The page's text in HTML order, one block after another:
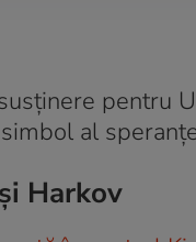
pentru
al
Harkov